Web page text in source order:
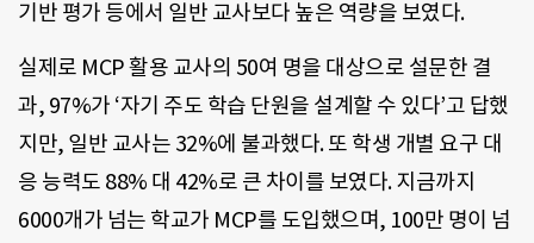
기반 평가 등에서 일반 교사보다 높은 역량을 보였다.
실제로 MCP 활용 교사의 50여 명을 대상으로 설문한 결
과, 97%가 ‘자기 주도 학습 단원을 설계할 수 있다’고 답했
지만, 일반 교사는 32%에 불과했다. 또 학생 개별 요구 대
응 능력도 88% 대 42%로 큰 차이를 보였다. 지금까지
6000개가 넘는 학교가 MCP를 도입했으며, 100만 명이 넘